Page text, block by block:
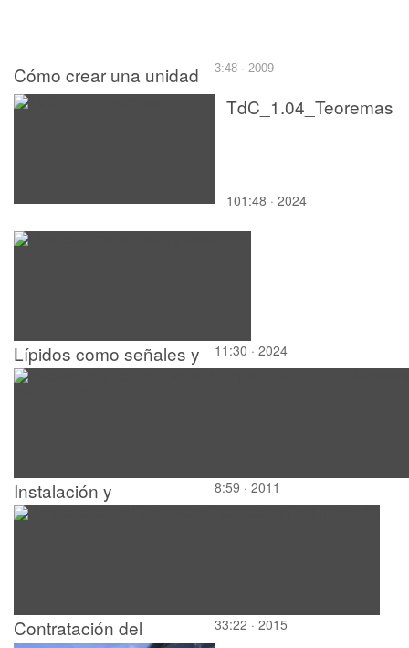
Cómo crear una unidad
en un curso de E-
3:48 · 2009
TdC_1.04_Teoremas
101:48 · 2024
Lípidos como señales y
cofactores
11:30 · 2024
Instalación y
configuración de un
8:59 · 2011
Contratación del
33:22 · 2015